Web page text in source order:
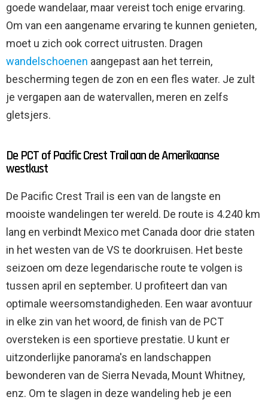
goede wandelaar, maar vereist toch enige ervaring.
Om van een aangename ervaring te kunnen genieten,
moet u zich ook correct uitrusten. Dragen
wandelschoenen aangepast aan het terrein,
bescherming tegen de zon en een fles water. Je zult
je vergapen aan de watervallen, meren en zelfs
gletsjers.
De PCT of Pacific Crest Trail aan de Amerikaanse
westkust
De Pacific Crest Trail is een van de langste en
mooiste wandelingen ter wereld. De route is 4.240 km
lang en verbindt Mexico met Canada door drie staten
in het westen van de VS te doorkruisen. Het beste
seizoen om deze legendarische route te volgen is
tussen april en september. U profiteert dan van
optimale weersomstandigheden. Een waar avontuur
in elke zin van het woord, de finish van de PCT
oversteken is een sportieve prestatie. U kunt er
uitzonderlijke panorama's en landschappen
bewonderen van de Sierra Nevada, Mount Whitney,
enz. Om te slagen in deze wandeling heb je een